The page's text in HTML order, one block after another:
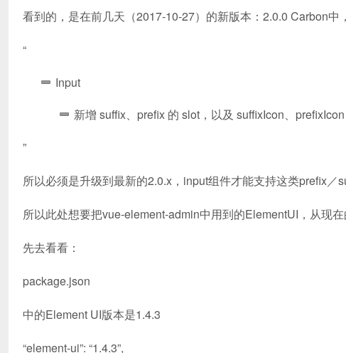
看到的，是在前几天（2017-10-27）的新版本：2.0.0 Carbon中
“
Input
新增 suffix、prefix 的 slot，以及 suffixIcon、
”
所以必须是升级到最新的2.0.x，input组件才能支持这类prefix／
所以此处想要把vue-element-admin中用到的ElementUI，从现
先去看看：
package.json
中的Element UI版本是1.4.3
“element-ui”: “1.4.3”,